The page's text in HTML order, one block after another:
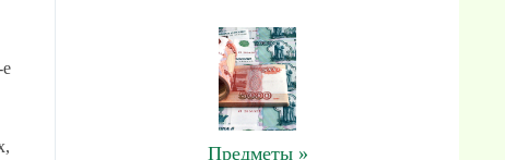
Предметы »